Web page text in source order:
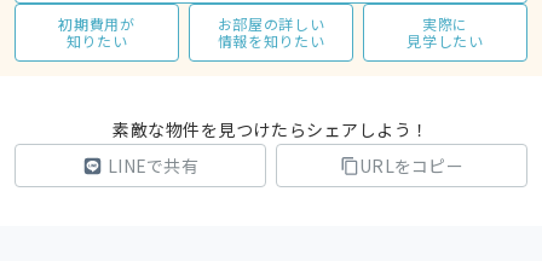
初期費用が
知りたい
お部屋の詳しい
情報を知りたい
実際に
見学したい
素敵な物件を見つけたらシェアしよう！
LINEで共有
URLをコピー